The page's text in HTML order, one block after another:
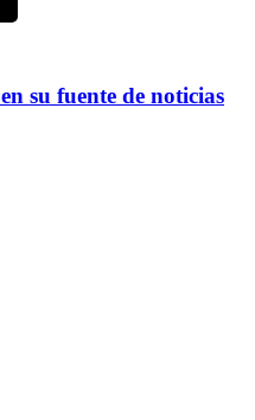
en su fuente de noticias